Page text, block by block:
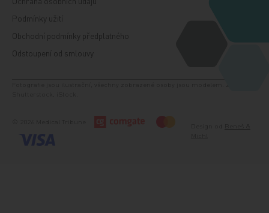
Podmínky užití
Obchodní podmínky předplatného
Odstoupení od smlouvy